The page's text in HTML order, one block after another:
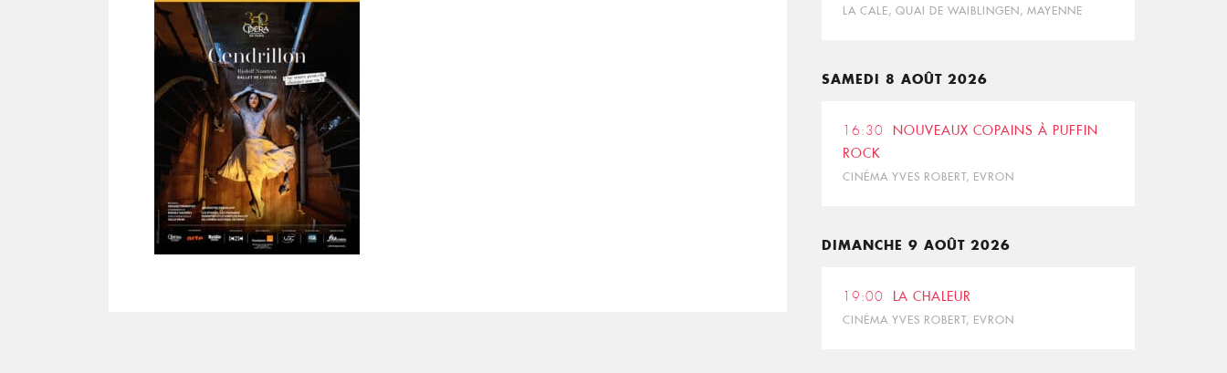
LA CALE, QUAI DE WAIBLINGEN, MAYENNE
SAMEDI 8 AOÛT 2026
16:30
NOUVEAUX COPAINS À PUFFIN
ROCK
CINÉMA YVES ROBERT, EVRON
DIMANCHE 9 AOÛT 2026
19:00 LA CHALEUR
CINÉMA YVES ROBERT, EVRON